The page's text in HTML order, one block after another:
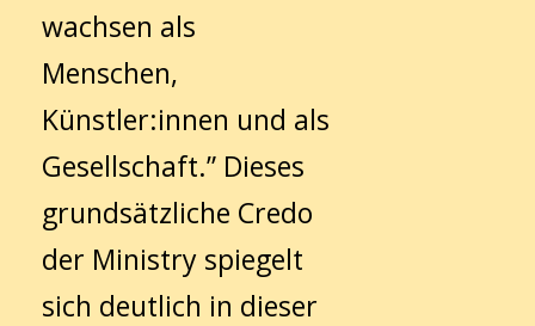
wachsen als
Menschen,
Künstler:innen und als
Gesellschaft.” Dieses
grundsätzliche Credo
der Ministry spiegelt
sich deutlich in dieser